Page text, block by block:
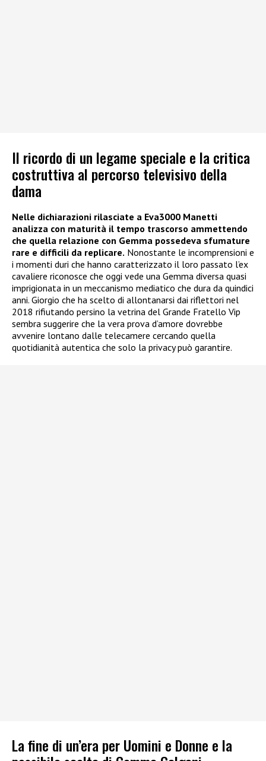
Il ricordo di un legame speciale e la critica
costruttiva al percorso televisivo della
dama
Nelle dichiarazioni rilasciate a Eva3000 Manetti
analizza con maturità il tempo trascorso ammettendo
che quella relazione con Gemma possedeva sfumature
rare e difficili da replicare. Nonostante le incomprensioni e
i momenti duri che hanno caratterizzato il loro passato l’ex
cavaliere riconosce che oggi vede una Gemma diversa quasi
imprigionata in un meccanismo mediatico che dura da quindici
anni. Giorgio che ha scelto di allontanarsi dai riflettori nel
2018 rifiutando persino la vetrina del Grande Fratello Vip
sembra suggerire che la vera prova d’amore dovrebbe
avvenire lontano dalle telecamere cercando quella
quotidianità autentica che solo la privacy può garantire.
La fine di un’era per Uomini e Donne e la